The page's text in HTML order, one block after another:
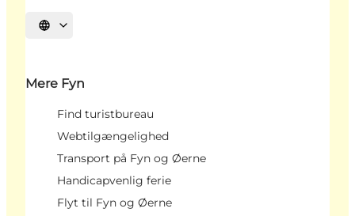
Vælg sprog
Mere Fyn
Find turistbureau
Webtilgængelighed
Transport på Fyn og Øerne
Handicapvenlig ferie
Flyt til Fyn og Øerne